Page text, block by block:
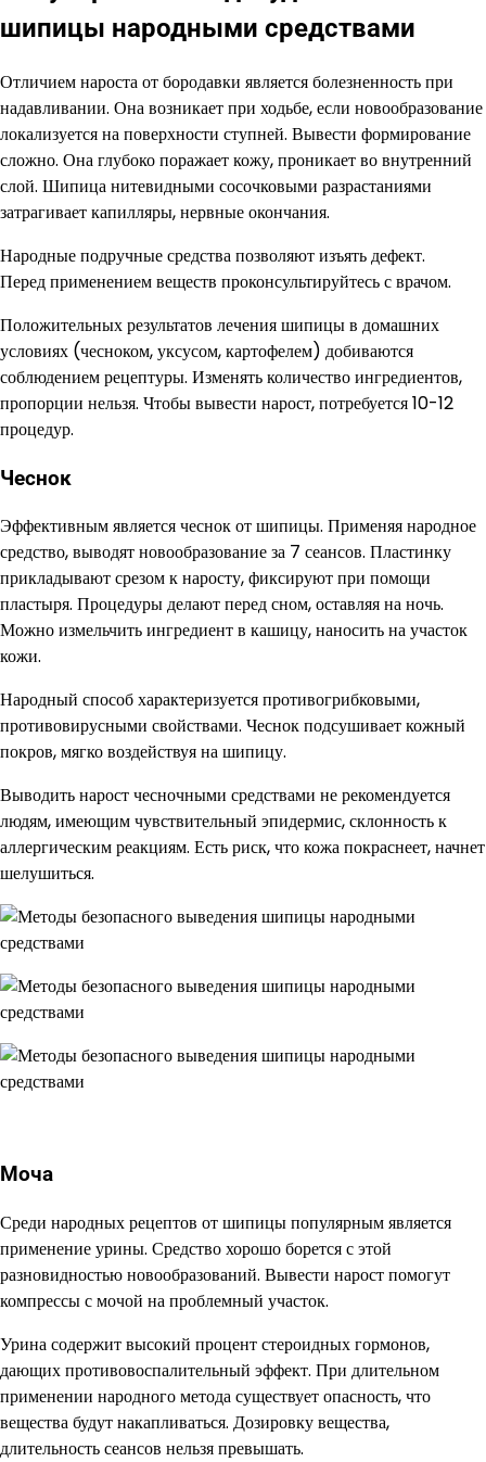
шипицы народными средствами
Отличием нароста от бородавки является болезненность при
надавливании. Она возникает при ходьбе, если новообразование
локализуется на поверхности ступней. Вывести формирование
сложно. Она глубоко поражает кожу, проникает во внутренний
слой. Шипица нитевидными сосочковыми разрастаниями
затрагивает капилляры, нервные окончания.
Народные подручные средства позволяют изъять дефект.
Перед применением веществ проконсультируйтесь с врачом.
Положительных результатов лечения шипицы в домашних
условиях (чесноком, уксусом, картофелем) добиваются
соблюдением рецептуры. Изменять количество ингредиентов,
пропорции нельзя. Чтобы вывести нарост, потребуется 10-12
процедур.
Чеснок
Эффективным является чеснок от шипицы. Применяя народное
средство, выводят новообразование за 7 сеансов. Пластинку
прикладывают срезом к наросту, фиксируют при помощи
пластыря. Процедуры делают перед сном, оставляя на ночь.
Можно измельчить ингредиент в кашицу, наносить на участок
кожи.
Народный способ характеризуется противогрибковыми,
противовирусными свойствами. Чеснок подсушивает кожный
покров, мягко воздействуя на шипицу.
Выводить нарост чесночными средствами не рекомендуется
людям, имеющим чувствительный эпидермис, склонность к
аллергическим реакциям. Есть риск, что кожа покраснеет, начнет
шелушиться.
Моча
Среди народных рецептов от шипицы популярным является
применение урины. Средство хорошо борется с этой
разновидностью новообразований. Вывести нарост помогут
компрессы с мочой на проблемный участок.
Урина содержит высокий процент стероидных гормонов,
дающих противовоспалительный эффект. При длительном
применении народного метода существует опасность, что
вещества будут накапливаться. Дозировку вещества,
длительность сеансов нельзя превышать.